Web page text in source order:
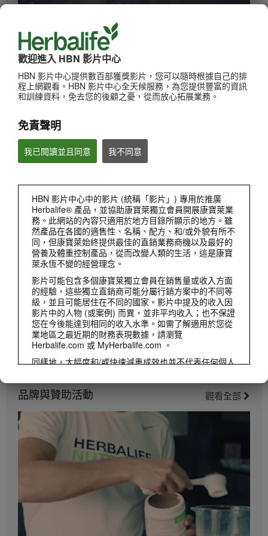
歡迎進入 HBN 影片中心
HBN 影片中心提供數百部獲獎影片，您可以隨時根據自己的排
程上網觀看。HBN 影片中心全天候服務，為您提供豐富的資訊
和訓練資料，免去您的後顧之憂，從而放心拓展業務。
免責聲明
我已閱讀並且同意 我不同意
HBN 影片中心中的影片 (統稱「影片」) 專用於推廣
Herbalife® 產品，並協助康寶萊獨立會員開展康寶萊業
務。此網站的內容只適用於地方目錄所顯示的地方。雖
然產品在各國的適售性、名稱、配方、和/或外貌有所不
同，但康寶萊始終提供最佳的直銷業務商機以及最好的
營養及體重控制產品，從而改變人類的生活，這是康寶
萊永恆不變的經營理念。
影片可能包含多個康寶萊獨立會員在銷售量或收入方面
的經驗，這些獨立直銷商可能分屬行銷方案中的不同等
級，並且可能居住在不同的國家。影片中提及的收入因
影片中的人物 (或案例) 而異，並非平均收入；也不保證
您在今後能達到相同的收入水準。如需了解適用於您從
業地區之最近期的財務表現數據，請瀏覽
Herbalife.com 或 MyHerbalife.com 。
同樣地，大幅度和/或快速減重成效也並不代表任何個人
人士本身的代謝作用、用餐習慣和膳食、初始體重以及
採用的運動療法。如顧客都實踐健康生活模式及每日飲
為期12個星期的單盲測試中，參加者每天飲用2次營養
蛋白素(1次作代餐及1次作小食)、配合低卡路里飲食以
及每天30分鐘運動為目標。他們可選擇高蛋白質或標準
蛋白質餐單，2組的參加者都減掉8.5磅。如需深入了解
您經銷業務所在地區的減重聲明，請參閱職業手冊或瀏
在開始任何減重計劃前，任何人都應該首先諮詢醫生意
見。Herbalife® 產品只能輔助減重及控制體重，有效的
飲食控制才是減重的最佳方法。雖然某些 Herbalife® 產
品可以取代部分日常膳食，但不能完全取代全部膳食，
每人每日最少要適度攝取一次正餐。
想要精神滿滿迎接每一日？💪
良好的睡眠習慣至關重要！🛌✨
1:29
Susan Bowerman -營養纖維粉
深入了解膳食纖維如何改善腸道健康
0:52
2023產品短片 - Luigi Gratton: 益生菌
品牌與贊助活動 觀看全部